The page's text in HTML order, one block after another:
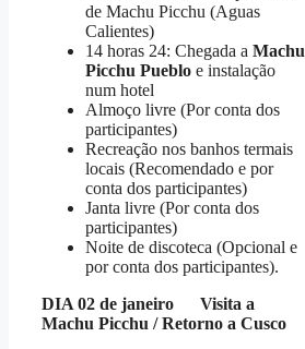
de Machu Picchu (Aguas
Calientes)
14 horas 24: Chegada a Machu
Picchu Pueblo e instalação
num hotel
Almoço livre (Por conta dos
participantes)
Recreação nos banhos termais
locais (Recomendado e por
conta dos participantes)
Janta livre (Por conta dos
participantes)
Noite de discoteca (Opcional e
por conta dos participantes).
DIA 02 de janeiro Visita a
Machu Picchu / Retorno a Cusco